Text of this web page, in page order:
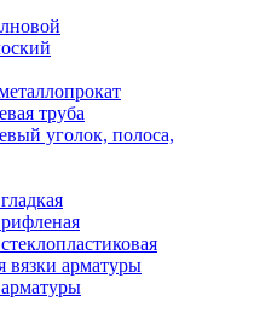
труба
уголок, полоса,
вязки арматуры